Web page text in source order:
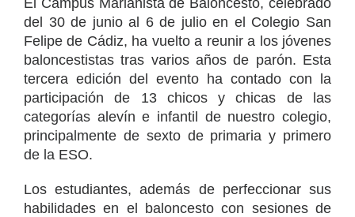
El Campus Marianista de Baloncesto, celebrado
del 30 de junio al 6 de julio en el Colegio San
Felipe de Cádiz, ha vuelto a reunir a los jóvenes
baloncestistas tras varios años de parón. Esta
tercera edición del evento ha contado con la
participación de 13 chicos y chicas de las
categorías alevín e infantil de nuestro colegio,
principalmente de sexto de primaria y primero
de la ESO.
Los estudiantes, además de perfeccionar sus
habilidades en el baloncesto con sesiones de